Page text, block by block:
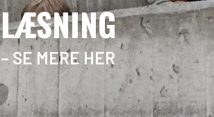
LÆSNING
– SE MERE HER